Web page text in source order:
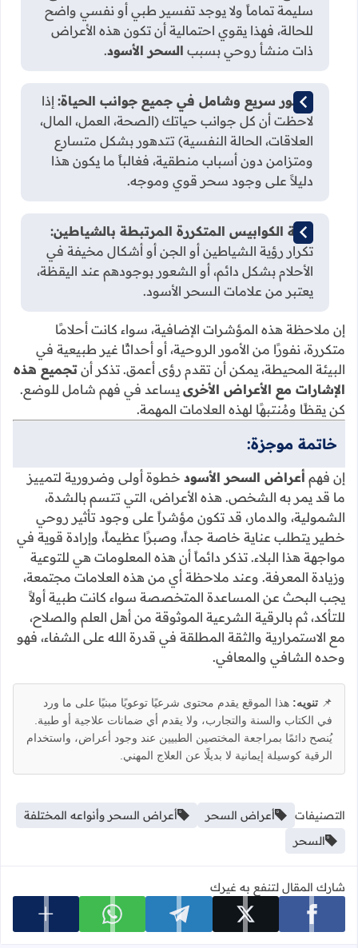
سليمة تماماً ولا يوجد تفسير طبي أو نفسي واضح
للحالة، فهذا يقوي احتمالية أن تكون هذه الأعراض
ذات منشأ روحي بسبب السحر الأسود.
تدهور سريع وشامل في جميع جوانب الحياة: إذا
لاحظت أن كل جوانب حياتك (الصحة، العمل، المال،
العلاقات، الحالة النفسية) تتدهور بشكل متسارع
ومتزامن دون أسباب منطقية، فغالباً ما يكون هذا
دليلاً على وجود سحر قوي وموجه.
رؤية الكوابيس المتكررة المرتبطة بالشياطين:
تكرار رؤية الشياطين أو الجن أو أشكال مخيفة في
الأحلام بشكل دائم، أو الشعور بوجودهم عند اليقظة،
يعتبر من علامات السحر الأسود.
إن ملاحظة هذه المؤشرات الإضافية، سواء كانت أحلامًا
متكررة، نفورًا من الأمور الروحية، أو أحداثًا غير طبيعية في
البيئة المحيطة، يمكن أن تقدم رؤى أعمق. تذكر أن تجميع هذه
الإشارات مع الأعراض الأخرى يساعد في فهم شامل للوضع.
كن يقظًا ومُنتبهًا لهذه العلامات المهمة.
خاتمة موجزة:
إن فهم أعراض السحر الأسود خطوة أولى وضرورية لتمييز
ما قد يمر به الشخص. هذه الأعراض، التي تتسم بالشدة،
الشمولية، والدمار، قد تكون مؤشراً على وجود تأثير روحي
خطير يتطلب عناية خاصة جداً، وصبرًا عظيماً، وإرادة قوية في
مواجهة هذا البلاء. تذكر دائماً أن هذه المعلومات هي للتوعية
وزيادة المعرفة. وعند ملاحظة أي من هذه العلامات مجتمعة،
يجب البحث عن المساعدة المتخصصة سواء كانت طبية أولاً
للتأكد، ثم بالرقية الشرعية الموثوقة من أهل العلم والصلاح،
مع الاستمرارية والثقة المطلقة في قدرة الله على الشفاء، فهو
وحده الشافي والمعافي.
📌 تنويه: هذا الموقع يقدم محتوى شرعيًا توعويًا مبنيًا على ما ورد
في الكتاب والسنة والتجارب، ولا يقدم أي ضمانات علاجية أو طبية.
يُنصح دائمًا بمراجعة المختصين الطبيين عند وجود أعراض، واستخدام
الرقية كوسيلة إيمانية لا بديلًا عن العلاج المهني.
التصنيفات أعراض السحر
أعراض السحر وأنواعه المختلفة
السحر
شارك المقال لتنفع به غيرك
شارك على facebook شارك على x شارك على telegram شارك على whatsapp عرض